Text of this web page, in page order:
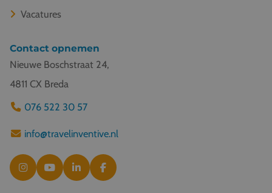
Vacatures
Contact opnemen
Nieuwe Boschstraat 24,
4811 CX Breda
076 522 30 57
info@travelinventive.nl